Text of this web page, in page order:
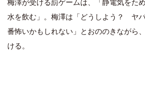
梅澤が受ける罰ゲームは、「静電気をた
水を飲む」。梅澤は「どうしよう？ ヤ
番怖いかもしれない」とおののきながら
ける。